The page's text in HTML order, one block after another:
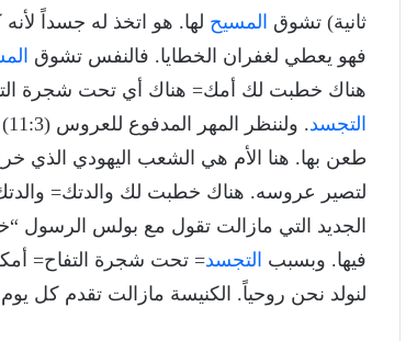
ثانية) تشوق المسيح لها. هو اتخذ له جسداً
فهو يعطي لغفران الخطايا. فالنفس تشوق
هناك خطبت لك أمك= هناك أي تحت شجرة
التجسد
.
طعن بها. هنا الأم هي الشعب اليهودي الذي
لتصير عروسه. هناك خطبت لك والدتك=
الجديد التي مازالت تقول مع بولس الرسول “خطبتكم لرجل واحد”
فيها. وبسبب التجسد= تحت شجرة التفاح= أمكن
لنولد نحن روحياً. الكنيسة مازالت تقدم كل